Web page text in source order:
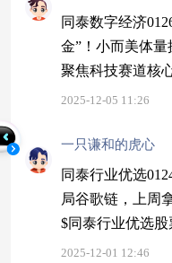
同泰数字经济
金”！小而美体量
聚焦科技赛道核
助力投资者在科
2025-12-05 11:26
一只谦和的虎心
同泰行业优选
局谷歌链，上周
$同泰行业优选
2025-12-01 12:46